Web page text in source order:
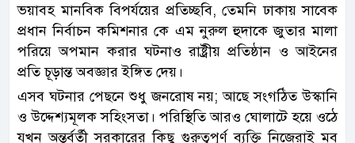
ভয়াবহ মানবিক বিপর্যয়ের প্রতিচ্ছবি, তেমনি ঢাকায় সাবেক
প্রধান নির্বাচন কমিশনার কে এম নুরুল হুদাকে জুতার মালা
পরিয়ে অপমান করার ঘটনাও রাষ্ট্রীয় প্রতিষ্ঠান ও আইনের
প্রতি চূড়ান্ত অবজ্ঞার ইঙ্গিত দেয়।
এসব ঘটনার পেছনে শুধু জনরোষ নয়; আছে সংগঠিত উস্কানি
ও উদ্দেশ্যমূলক সহিংসতা। পরিস্থিতি আরও ঘোলাটে হয়ে ওঠে
যখন অন্তর্বর্তী সরকারের কিছু গুরুত্বপূর্ণ ব্যক্তি নিজেরাই মব